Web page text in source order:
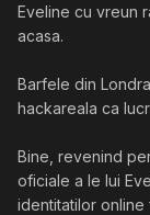
Eveline cu vreun
acasa.
Barfele din
hackareala ca
Bine, revenind
oficiale a le lui
identitatilor online